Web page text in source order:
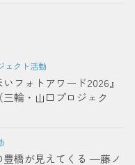
ェクト活動
フォトアワード2026』
輪・山口プロジェク
豊橋が見えてくる ―藤ノ